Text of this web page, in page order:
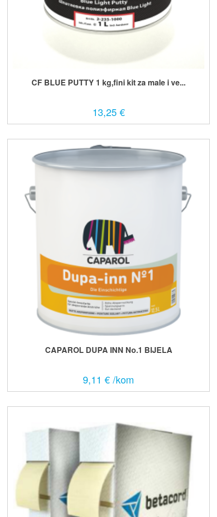
CF BLUE PUTTY 1 kg,fini kit za male i ve...
13,25 €
CAPAROL DUPA INN No.1 BIJELA
9,11 € /kom